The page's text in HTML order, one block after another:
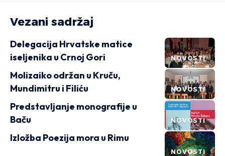
Vezani sadržaj
NOVOSTI
Delegacija Hrvatske matice
iseljenika u Crnoj Gori
NOVOSTI
Molizaiko održan u Kruču,
Mundimitru i Filiću
NOVOSTI
Predstavljanje monografije u
Baču
NOVOSTI
Izložba Poezija mora u Rimu